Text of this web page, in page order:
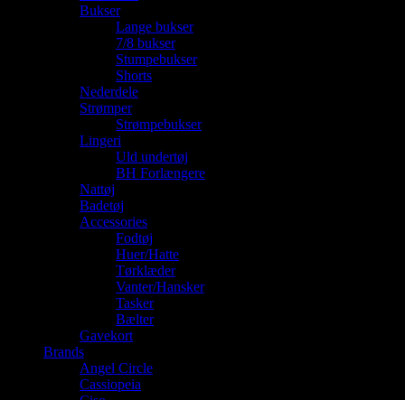
Bukser
Lange bukser
7/8 bukser
Stumpebukser
Shorts
Nederdele
Strømper
Strømpebukser
Lingeri
Uld undertøj
BH Forlængere
Nattøj
Badetøj
Accessories
Fodtøj
Huer/Hatte
Tørklæder
Vanter/Hansker
Tasker
Bælter
Gavekort
Brands
Angel Circle
Cassiopeia